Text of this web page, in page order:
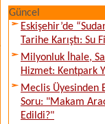
Güncel
Eskişehir’de
Tarihe Karıştı: Su
Milyonluk İhale,
Hizmet: Kentpark
Meclis Üyesinden
Soru: "Makam
Edildi?"